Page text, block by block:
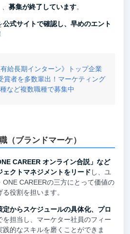
募集が終了しています。
公式サイトで確認し、早めのエント
給長期インターン》トップ企業
賞者を多数輩出！マーケティング
など複数職種で募集中
（ブランドマーケ）
CAREER オンライン合説」など
クトマネジメントをリード し、ユ
CAREERの三方にとって価値の
役割を担います。
定からスケジュールの具体化、プロ
を担当し、マーケター社員のフィー
践的なスキルを磨くことができま